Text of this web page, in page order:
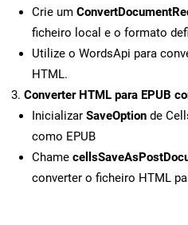
Crie um
ficheiro local e o formato
Utilize o WordsApi para
HTML.
Converter HTML para EPUB
Inicializar SaveOption de
como EPUB
Chame
converter o ficheiro HTML